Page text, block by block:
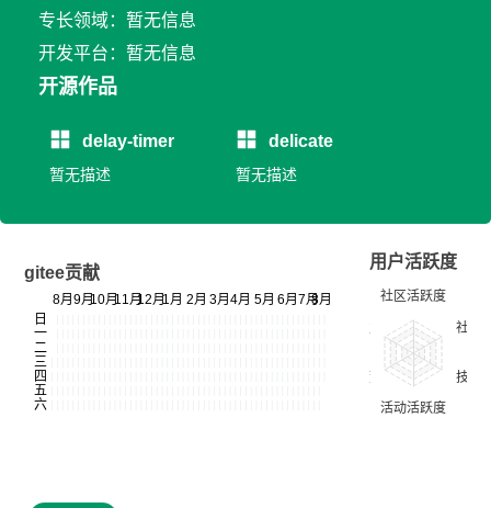
专长领域：暂无信息
开发平台：暂无信息
开源作品
delay-timer
暂无描述
delicate
暂无描述
gitee贡献
用户活跃度